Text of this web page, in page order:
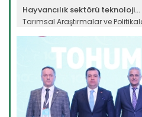
Hayvancılık sektörü teknoloji...
Tarımsal Araştırmalar ve
Devamını Oku ->